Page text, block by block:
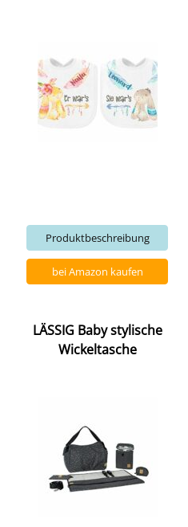
Produktbeschreibung
bei Amazon kaufen
LÄSSIG Baby stylische
Wickeltasche